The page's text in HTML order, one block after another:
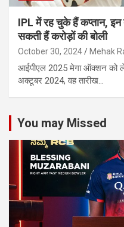
IPL में रह चुके हैं कप्तान, इन
सकती हैं करोड़ों की बोली
October 30, 2024 Mehak
आईपीएल 2025 मेगा ऑक्शन को
अक्टूबर 2024, वह तारीख…
You may Missed